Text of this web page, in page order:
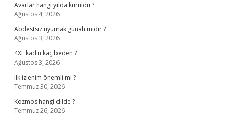
Avarlar hangi yılda kuruldu ?
Ağustos 4, 2026
Abdestsiz uyumak günah mıdır ?
Ağustos 3, 2026
4XL kadın kaç beden ?
Ağustos 3, 2026
Ilk izlenim önemli mi ?
Temmuz 30, 2026
Kozmos hangi dilde ?
Temmuz 26, 2026